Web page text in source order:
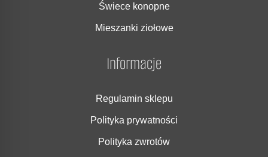
Świece konopne
Mieszanki ziołowe
Informacje
Regulamin sklepu
Polityka prywatności
Polityka zwrotów